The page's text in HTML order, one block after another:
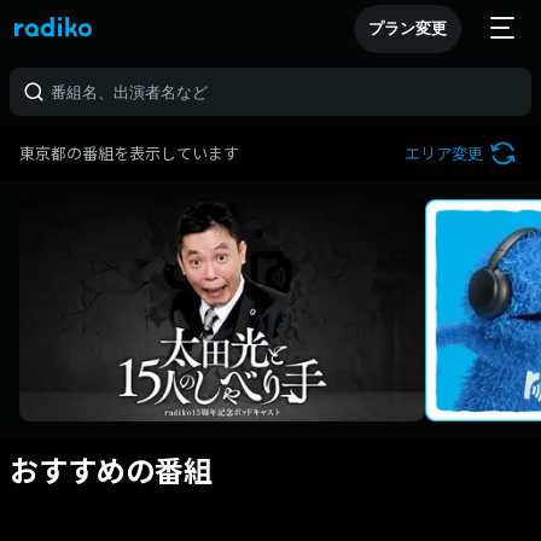
プラン変更
東京都の番組を表示しています エリア変更
おすすめの番組